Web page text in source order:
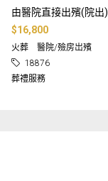
由醫院直接出殯(院出)
$16,800
火葬
醫院/殮房岀殯
18876
葬禮服務